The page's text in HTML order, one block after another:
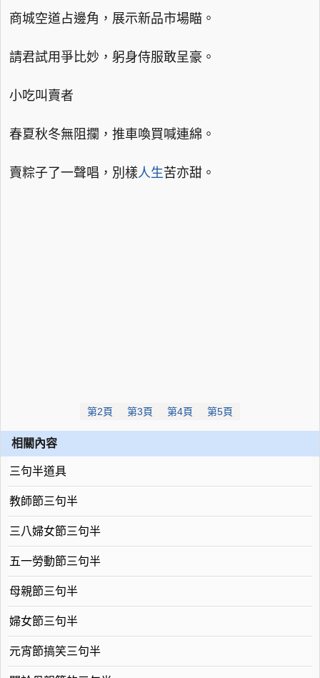
商城空道占邊角，展示新品市場瞄。
請君試用爭比妙，躬身侍服敢呈豪。
小吃叫賣者
春夏秋冬無阻攔，推車喚買喊連綿。
賣粽子了一聲唱，別樣人生苦亦甜。
第2頁 第3頁 第4頁 第5頁
相關內容
三句半道具
教師節三句半
三八婦女節三句半
五一勞動節三句半
母親節三句半
婦女節三句半
元宵節搞笑三句半